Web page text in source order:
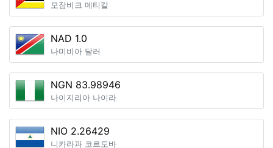
모잠비크 메티칼
NAD 1.0
나미비아 달러
NGN 83.98946
나이지리아 나이라
NIO 2.26429
니카라과 코르도바